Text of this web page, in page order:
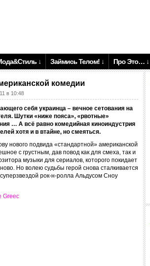
↓ Займись Телом! ↓ Про Это… ↓
комедии
в 10:48
себя украинца – вечное сетования на
Шутки «ниже пояса», «рвотные»
… А всё равно комедийная киноиндустрия
хотя и в втайне, но смеяться.
нового подвида «стандартной» американской
с грустным, дав повод как для смеха, так и
музыки для сериалов, которого покидает
Но волею судьбы герой снова сталкивается
рок-н-ролла Альдусом Сноу